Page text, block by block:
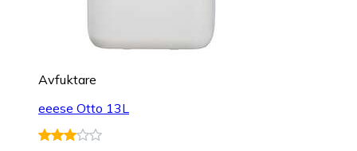
Avfuktare
eeese Otto 13L